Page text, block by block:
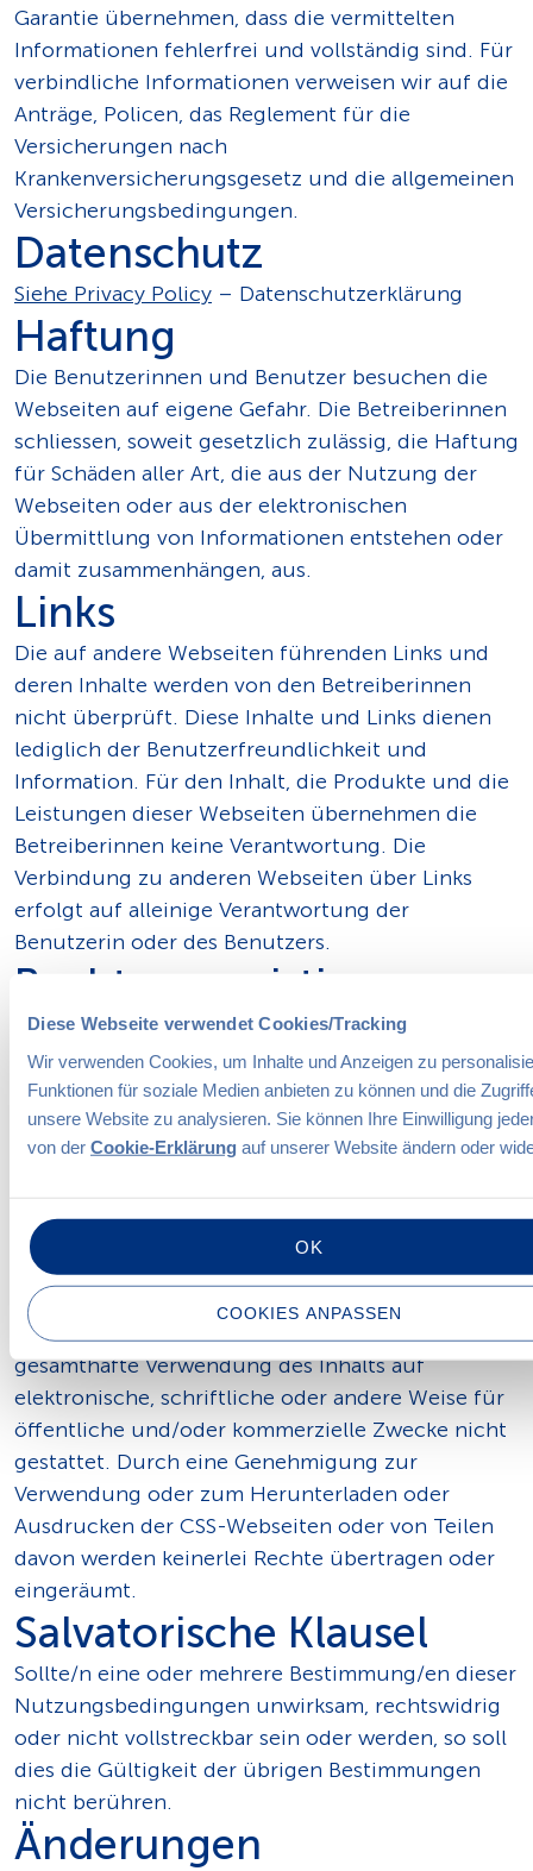
Diese Webseite verwendet Cookies/Tracking
Wir verwenden Cookies, um Inhalte und Anzeigen zu
Funktionen für soziale Medien anbieten zu können und die
unsere Website zu analysieren. Sie können Ihre Einwilligung
von der Cookie-Erklärung auf unserer Website ändern oder
OK
COOKIES ANPASSEN
Garantie übernehmen, dass die vermittelten
Informationen fehlerfrei und vollständig sind. Für
verbindliche Informationen verweisen wir auf die
Anträge, Policen, das Reglement für die
Versicherungen nach
Krankenversicherungsgesetz und die allgemeinen
Versicherungsbedingungen.
Datenschutz
Siehe Privacy Policy – Datenschutzerklärung
Haftung
Die Benutzerinnen und Benutzer besuchen die
Webseiten auf eigene Gefahr. Die Betreiberinnen
schliessen, soweit gesetzlich zulässig, die Haftung
für Schäden aller Art, die aus der Nutzung der
Webseiten oder aus der elektronischen
Übermittlung von Informationen entstehen oder
damit zusammenhängen, aus.
Links
Die auf andere Webseiten führenden Links und
deren Inhalte werden von den Betreiberinnen
nicht überprüft. Diese Inhalte und Links dienen
lediglich der Benutzerfreundlichkeit und
Information. Für den Inhalt, die Produkte und die
Leistungen dieser Webseiten übernehmen die
Betreiberinnen keine Verantwortung. Die
Verbindung zu anderen Webseiten über Links
erfolgt auf alleinige Verantwortung der
Benutzerin oder des Benutzers.
Rechte zu geistigem
Eigentum
Der gesamte Inhalt der CSS-Webseiten ist durch
das Urheber- und/oder Markenrecht geschützt.
Das Herunterladen oder Ausdrucken von
geschützte Bezeichnungen nicht entfernt
werden. Ohne schriftliches Einverständnis der
CSS Kranken-Versicherung AG (stellvertretend für
die Betreiberinnen) ist die teilweise oder
gesamthafte Verwendung des Inhalts auf
elektronische, schriftliche oder andere Weise für
öffentliche und/oder kommerzielle Zwecke nicht
gestattet. Durch eine Genehmigung zur
Verwendung oder zum Herunterladen oder
Ausdrucken der CSS-Webseiten oder von Teilen
davon werden keinerlei Rechte übertragen oder
eingeräumt.
Salvatorische Klausel
Sollte/n eine oder mehrere Bestimmung/en dieser
Nutzungsbedingungen unwirksam, rechtswidrig
oder nicht vollstreckbar sein oder werden, so soll
dies die Gültigkeit der übrigen Bestimmungen
nicht berühren.
Änderungen